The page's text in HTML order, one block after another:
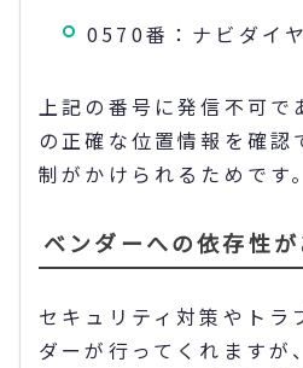
0570番：ナビダイ
上記の番号に発信不可で
の正確な位置情報を確認
制がかけられるためです。
ベンダーへの依存性が
セキュリティ対策やトラ
ダーが行ってくれますが